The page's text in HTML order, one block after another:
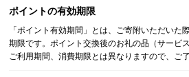
ポイントの有効期限
「ポイント有効期間」とは、ご寄附いただいた
期限です。ポイント交換後のお礼の品（サービ
ご利用期間、消費期限とは異なりますので、ご